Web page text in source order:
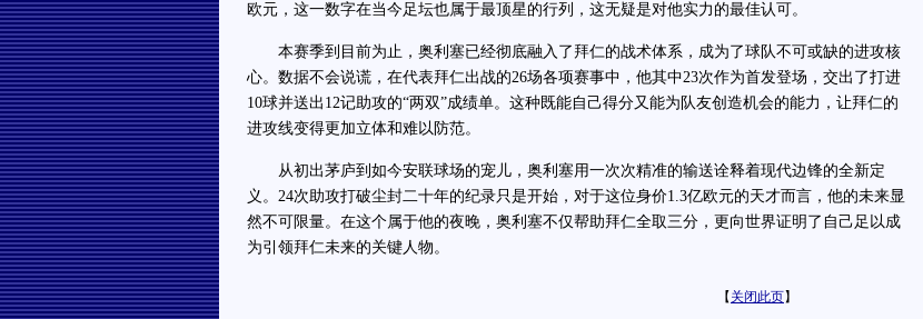
欧元，这一数字在当今足坛也属于最顶星的行列，这无疑是对他实力的最佳认可。
本赛季到目前为止，奥利塞已经彻底融入了拜仁的战术体系，成为了球队不可或缺的进攻核
心。数据不会说谎，在代表拜仁出战的26场各项赛事中，他其中23次作为首发登场，交出了打进
10球并送出12记助攻的“两双”成绩单。这种既能自己得分又能为队友创造机会的能力，让拜仁的
进攻线变得更加立体和难以防范。
从初出茅庐到如今安联球场的宠儿，奥利塞用一次次精准的输送诠释着现代边锋的全新定
义。24次助攻打破尘封二十年的纪录只是开始，对于这位身价1.3亿欧元的天才而言，他的未来显
然不可限量。在这个属于他的夜晚，奥利塞不仅帮助拜仁全取三分，更向世界证明了自己足以成
为引领拜仁未来的关键人物。
【 关闭此页】